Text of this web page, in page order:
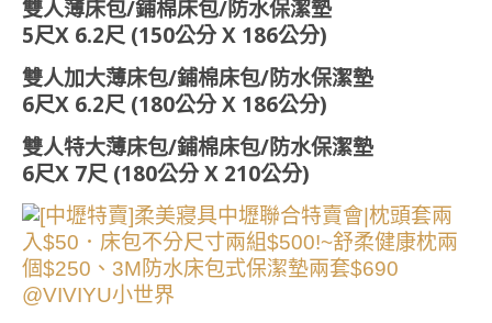
雙人薄床包/鋪棉床包/防水保潔墊
5尺X 6.2尺 (150公分 X 186公分)
雙人加大薄床包/鋪棉床包/防水保潔墊
6尺X 6.2尺 (180公分 X 186公分)
雙人特大薄床包/鋪棉床包/防水保潔墊
6尺X 7尺 (180公分 X 210公分)